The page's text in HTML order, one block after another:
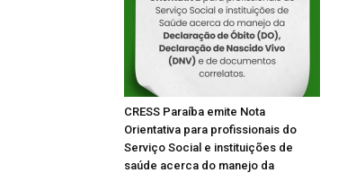
CRESS Paraíba emite Nota
Orientativa para profissionais do
Serviço Social e instituições de
saúde acerca do manejo da